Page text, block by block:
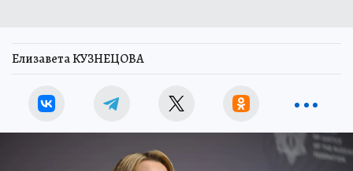
Елизавета КУЗНЕЦОВА